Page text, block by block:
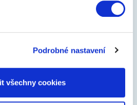
Podrobné nastavení
všechny cookies
pro krásný den
krásný den je balíček plný
produktů a udělali…